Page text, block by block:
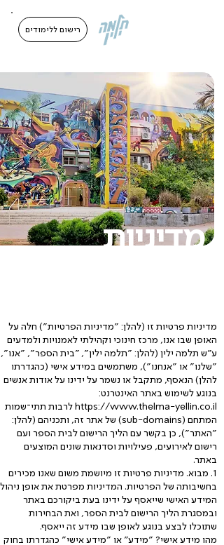
מַעֲרֶכֶת
"המרכז
הישראלי
לִנְגִישׁוּת
לִפְתִיחַת
הֵנְּגִישׁוּת
לְחַץ
ALT+0
רישום ללימודים
מדיניות
מדיניות פרטיות זו (להלן: "מדיניות הפרטיות") חלה על
האופן שבו אנו, מרכז חינוכי וקהילתי לאמנויות ולמדעים
ע"ש תלמה ילין (להלן: "תלמה ילין", "בית הספר", "אנו",
"שלנו" או "אנחנו"), משתמשים במידע אישי (כהגדרתו
להלן) הנאסף, מתקבל או נשמר על ידינו על אודות אנשים
בנוגע לשימוש באתר האינטרנט:
https://www.thelma-yellin.co.ilלרבות תתי־שמות
המתחם (sub-domains) של אתר זה, ותכניהם (להלן:
"האתר"), כן בקשר עם הליך הרישום לבית הספר ועם
רישום לאירועים, פעילויות וסדנאות שונים המוצעים
באתר.
1. מבוא. מדיניות פרטיות זו מיושמת משום שאנו מכירים
בחשיבותה של הפרטיות. המדיניות מפרטת את אופן ניהול
המידע האישי שייאסף על ידינו בעת ביקורכם באתר
ובמסגרת הליך הרישום לבית הספר, ואת הבחירות
שתוכלו לבצע בנוגע לאופן שבו מידע זה ייאסף.
מהו מידע אישי? "מידע" או "מידע אישי" כהגדרתו בחוק